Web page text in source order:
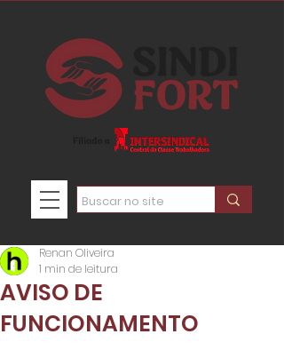
AVISO DE
FUNCIONAMENTO
Renan Oliveira
1 min de leitura